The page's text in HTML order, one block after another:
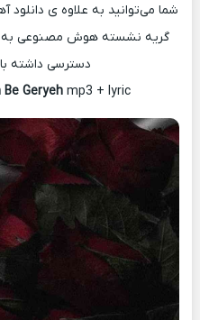
شما می‌توانید به علاوه ی
گریه نشسته هوش مصنوعی به
دسترسی داشته
Geryeh mp3 + lyric